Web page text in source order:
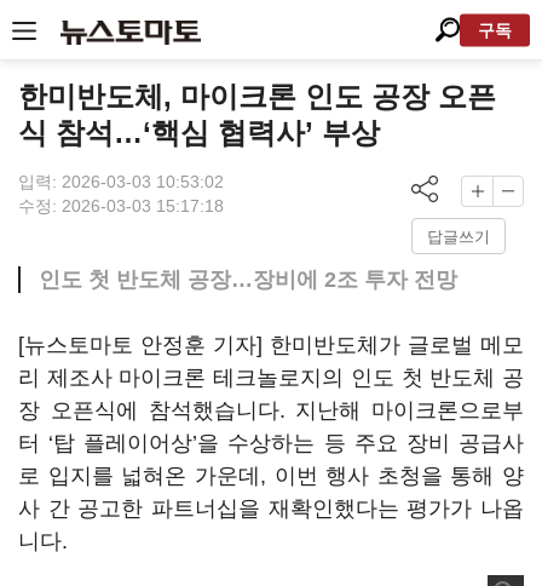
구독
한미반도체, 마이크론 인도 공장 오픈
식 참석…‘핵심 협력사’ 부상
입력: 2026-03-03 10:53:02
수정: 2026-03-03 15:17:18
답글쓰기
인도 첫 반도체 공장…장비에 2조 투자 전망
[뉴스토마토 안정훈 기자] 한미반도체가 글로벌 메모
리 제조사 마이크론 테크놀로지의 인도 첫 반도체 공
장 오픈식에 참석했습니다. 지난해 마이크론으로부
터 ‘탑 플레이어상’을 수상하는 등 주요 장비 공급사
로 입지를 넓혀온 가운데, 이번 행사 초청을 통해 양
사 간 공고한 파트너십을 재확인했다는 평가가 나옵
니다.